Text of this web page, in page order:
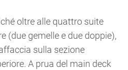
oltre alle quattro suite
(due gemelle e due doppie),
sulla sezione
A prua del main deck